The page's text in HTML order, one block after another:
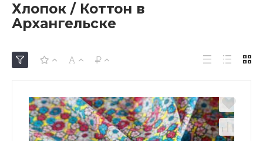
Хлопок / Коттон в
Архангельске